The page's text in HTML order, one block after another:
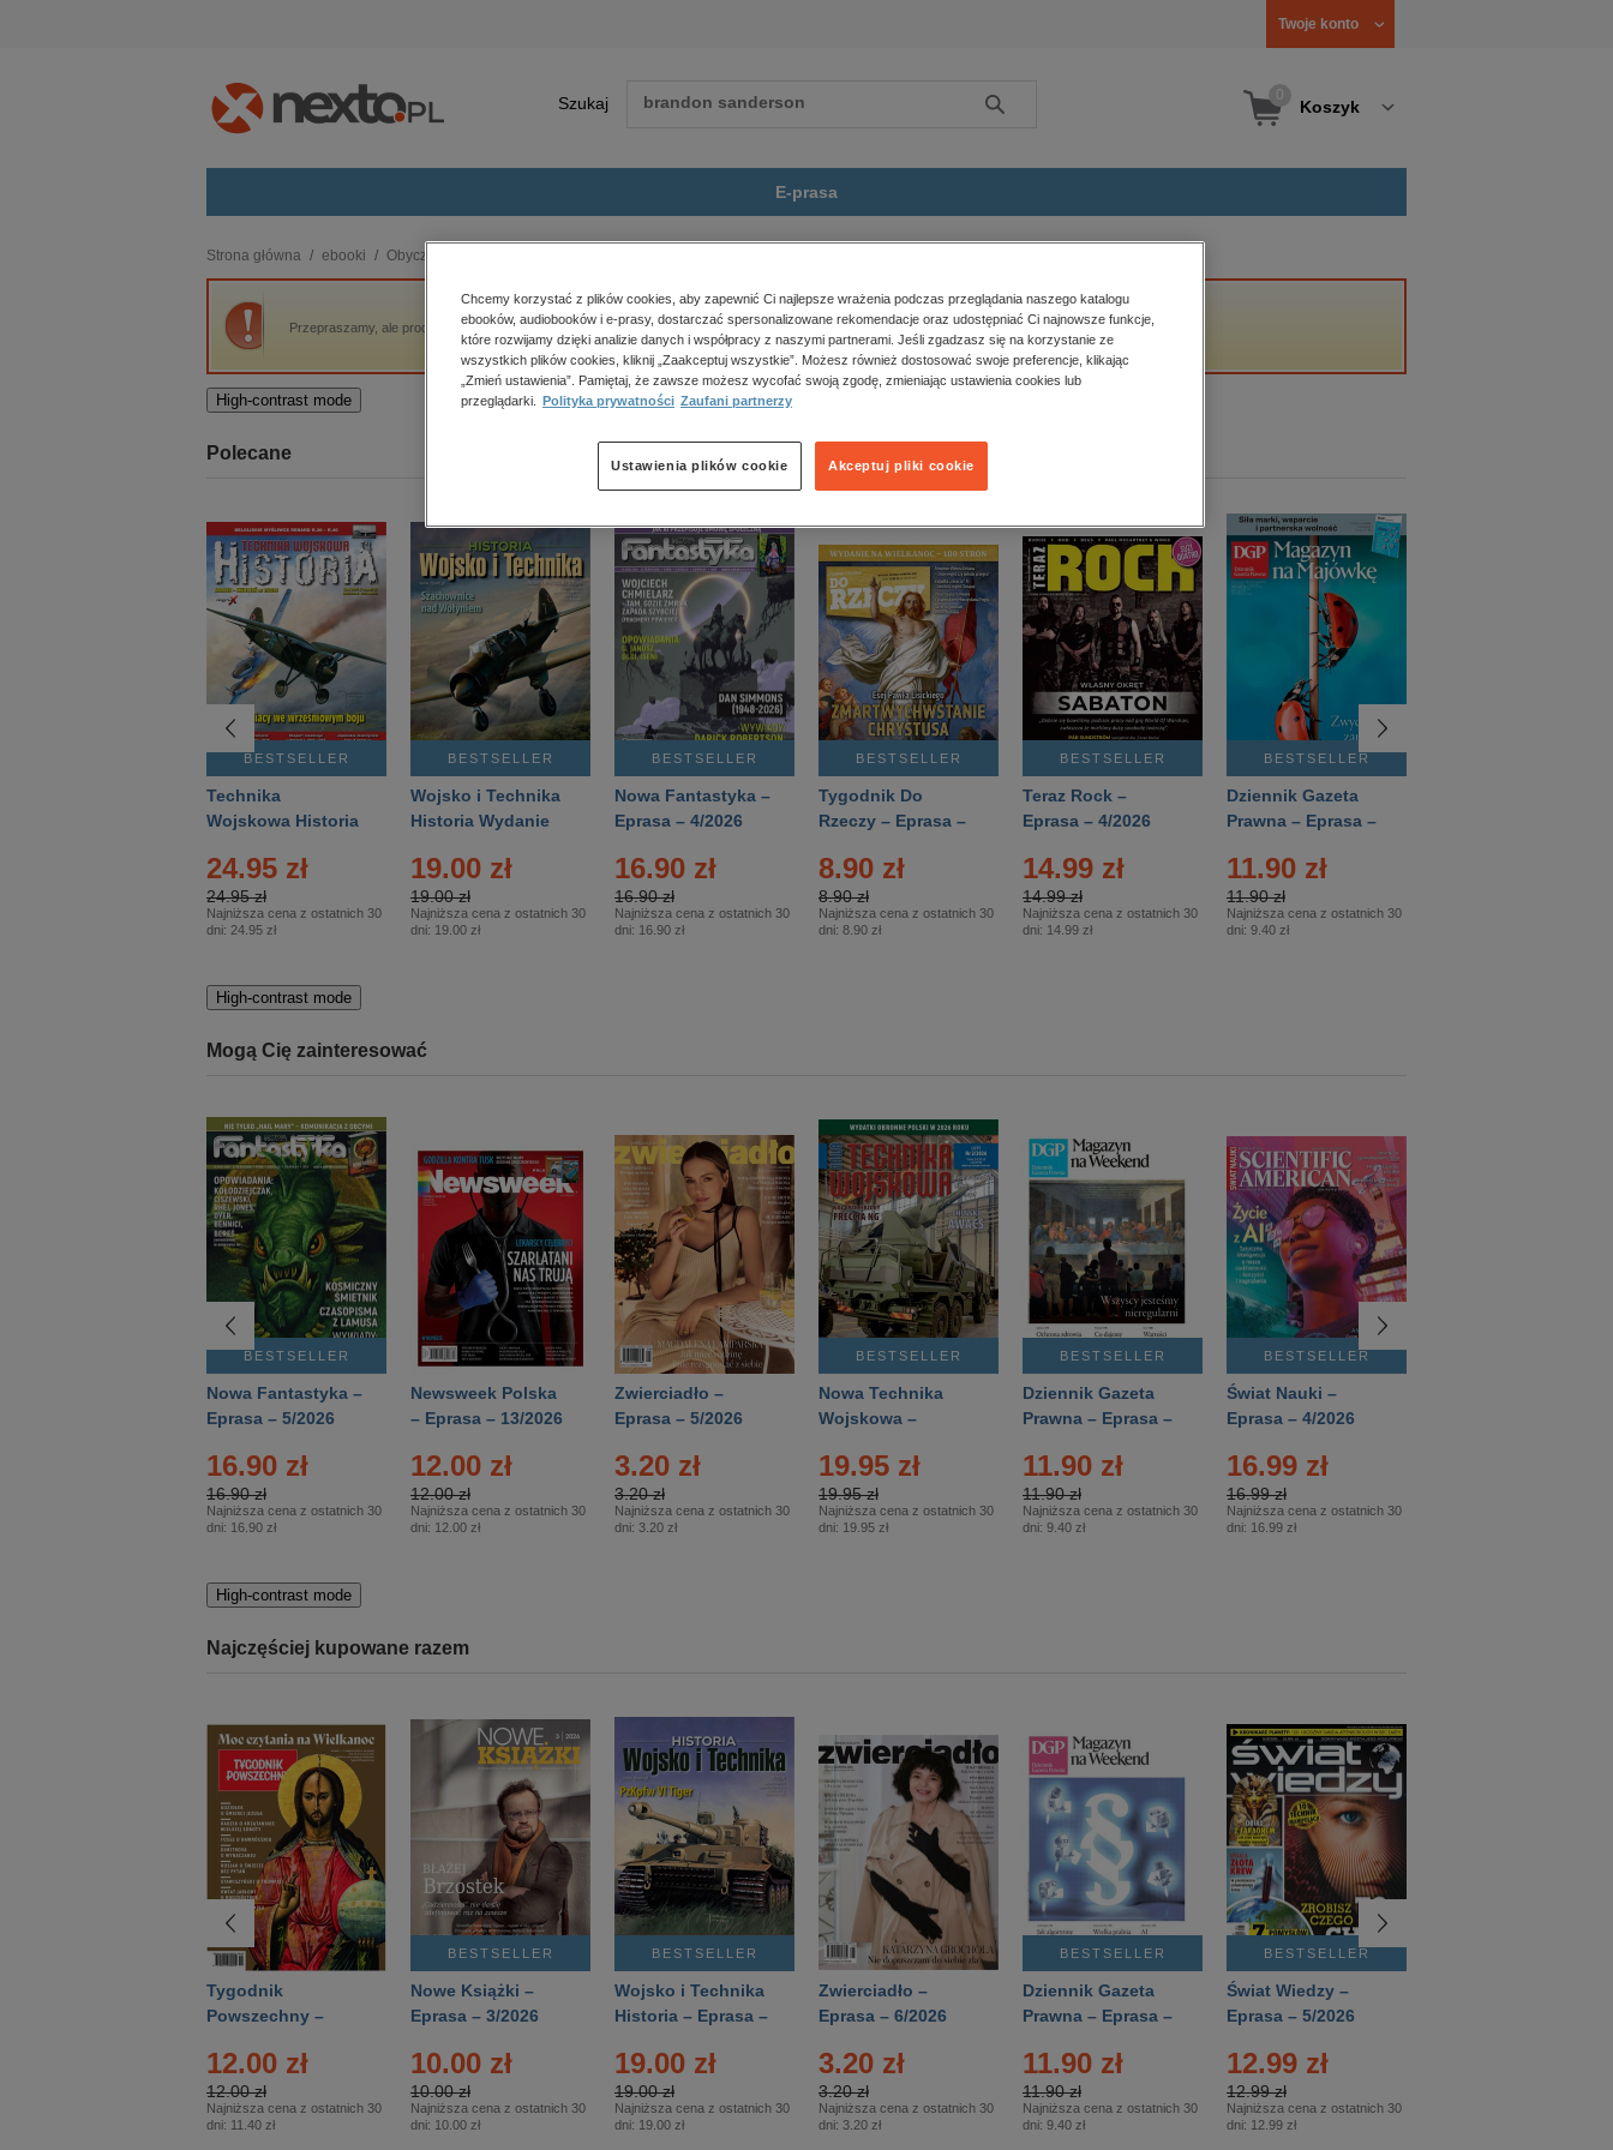
Twoje konto
Szukaj Szukaj Koszyk
E-prasa
budownictwo, aranżacja wnętrz
biznesowe, branżowe, gospodarka
darmowe wydania
edukacja
kobiece, lifestyle, kultura
polityka, społeczno-informacyjne
psychologiczne
inne
popularno-naukowe
historia
zdrowie
religie
Strona główna ebooki Obyczajowe
Przepraszamy, ale produkt „Skrawki” nie jest dostępny.
High-contrast mode
Polecane
BESTSELLER
Technika
Wojskowa Historia
24.95 zł
24.95 zł
Najniższa cena z ostatnich 30
dni: 24.95 zł
BESTSELLER
Wojsko i Technika
Historia Wydanie
– 2/2026
19.00 zł
19.00 zł
Najniższa cena z ostatnich 30
dni: 19.00 zł
BESTSELLER
Nowa Fantastyka –
Eprasa – 4/2026
16.90 zł
16.90 zł
Najniższa cena z ostatnich 30
dni: 16.90 zł
BESTSELLER
Tygodnik Do
Rzeczy – Eprasa –
8.90 zł
8.90 zł
Najniższa cena z ostatnich 30
dni: 8.90 zł
BESTSELLER
Teraz Rock –
Eprasa – 4/2026
14.99 zł
14.99 zł
Najniższa cena z ostatnich 30
dni: 14.99 zł
BESTSELLER
Dziennik Gazeta
Prawna – Eprasa –
11.90 zł
11.90 zł
Najniższa cena z ostatnich 30
dni: 9.40 zł
High-contrast mode
Mogą Cię zainteresować
BESTSELLER
Nowa Fantastyka –
Eprasa – 5/2026
16.90 zł
16.90 zł
Najniższa cena z ostatnich 30
dni: 16.90 zł
Newsweek Polska
– Eprasa – 13/2026
12.00 zł
12.00 zł
Najniższa cena z ostatnich 30
dni: 12.00 zł
Zwierciadło –
Eprasa – 5/2026
3.20 zł
3.20 zł
Najniższa cena z ostatnich 30
dni: 3.20 zł
BESTSELLER
Nowa Technika
Wojskowa –
19.95 zł
19.95 zł
Najniższa cena z ostatnich 30
dni: 19.95 zł
BESTSELLER
Dziennik Gazeta
Prawna – Eprasa –
11.90 zł
11.90 zł
Najniższa cena z ostatnich 30
dni: 9.40 zł
BESTSELLER
Świat Nauki –
Eprasa – 4/2026
16.99 zł
16.99 zł
Najniższa cena z ostatnich 30
dni: 16.99 zł
High-contrast mode
Najczęściej kupowane razem
Tygodnik
Powszechny –
12.00 zł
12.00 zł
Najniższa cena z ostatnich 30
dni: 11.40 zł
BESTSELLER
Nowe Książki –
Eprasa – 3/2026
10.00 zł
10.00 zł
Najniższa cena z ostatnich 30
dni: 10.00 zł
BESTSELLER
Wojsko i Technika
Historia – Eprasa –
19.00 zł
19.00 zł
Najniższa cena z ostatnich 30
dni: 19.00 zł
Zwierciadło –
Eprasa – 6/2026
3.20 zł
3.20 zł
Najniższa cena z ostatnich 30
dni: 3.20 zł
BESTSELLER
Dziennik Gazeta
Prawna – Eprasa –
11.90 zł
11.90 zł
Najniższa cena z ostatnich 30
dni: 9.40 zł
BESTSELLER
Świat Wiedzy –
Eprasa – 5/2026
12.99 zł
12.99 zł
Najniższa cena z ostatnich 30
dni: 12.99 zł
Chcemy korzystać z plików cookies, aby zapewnić Ci najlepsze wrażenia podczas przeglądania naszego katalogu
ebooków, audiobooków i e-prasy, dostarczać spersonalizowane rekomendacje oraz udostępniać Ci najnowsze funkcje,
które rozwijamy dzięki analizie danych i współpracy z naszymi partnerami. Jeśli zgadzasz się na korzystanie ze
wszystkich plików cookies, kliknij „Zaakceptuj wszystkie”. Możesz również dostosować swoje preferencje, klikając
„Zmień ustawienia”. Pamiętaj, że zawsze możesz wycofać swoją zgodę, zmieniając ustawienia cookies lub
przeglądarki.
Polityka prywatności Zaufani partnerzy
Akceptuj pliki cookie
Ustawienia plików cookie